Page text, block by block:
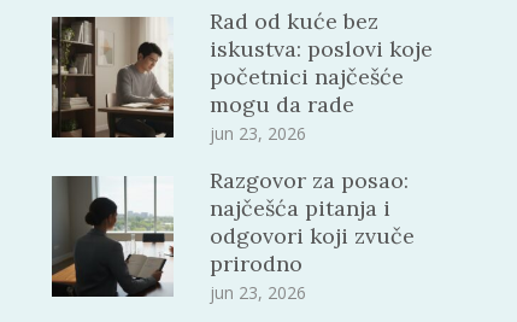
Rad od kuće bez
iskustva: poslovi koje
početnici najčešće
mogu da rade
jun 23, 2026
Razgovor za posao:
najčešća pitanja i
odgovori koji zvuče
prirodno
jun 23, 2026